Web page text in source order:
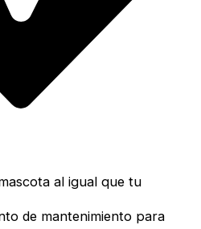
al igual que tu
de mantenimiento para